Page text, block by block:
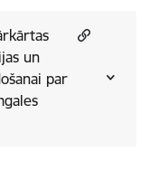
un
par